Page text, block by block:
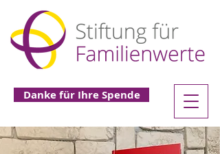
Danke für Ihre Spende